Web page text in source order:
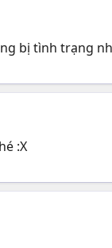
bị tình trạng
:X